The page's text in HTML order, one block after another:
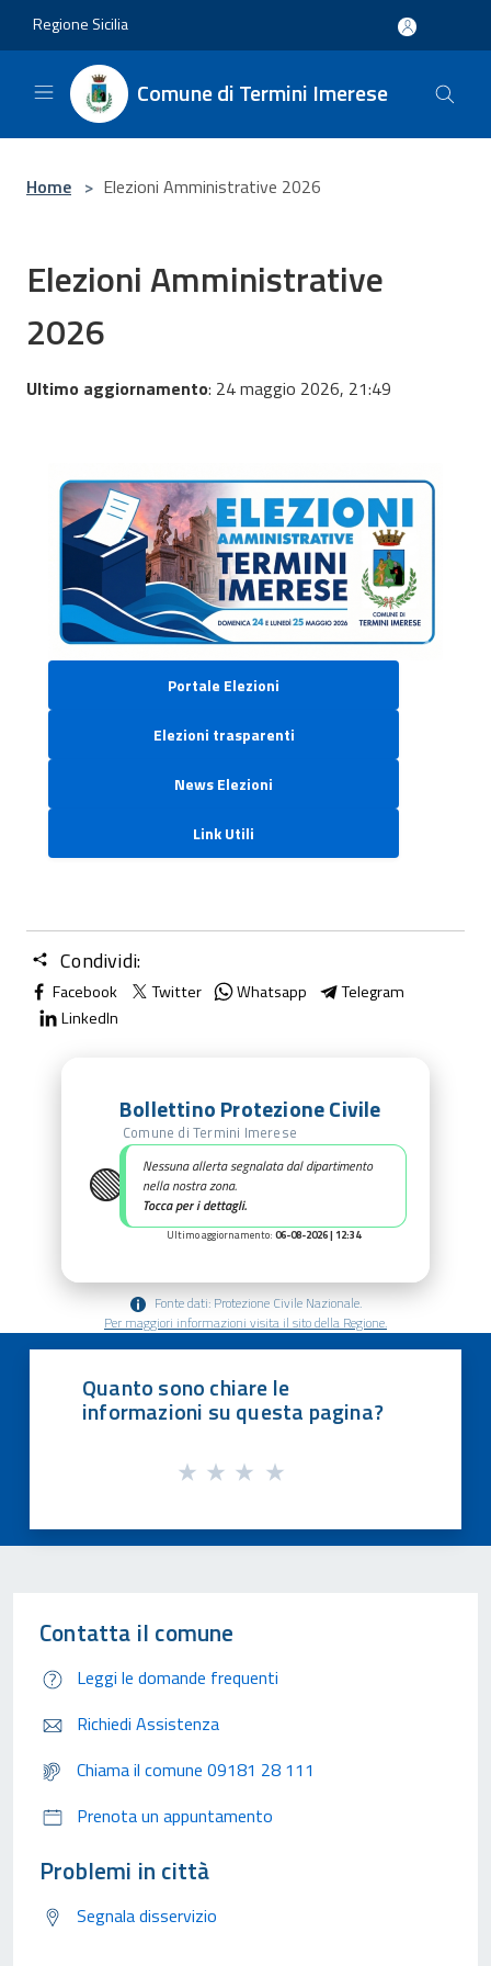
Regione Sicilia
Comune di Termini Imerese
Home > Elezioni Amministrative 2026
Elezioni Amministrative
2026
Ultimo aggiornamento: 24 maggio 2026, 21:49
Portale Elezioni
Elezioni trasparenti
News Elezioni
Link Utili
Condividi:
Facebook Twitter Whatsapp
Telegram
LinkedIn
🟢
Bollettino Protezione Civile
Comune di Termini Imerese
Nessuna allerta segnalata dal dipartimento
nella nostra zona.
Tocca per i dettagli.
Ultimo aggiornamento: 06-08-2026 | 12:34
Fonte dati: Protezione Civile Nazionale.
Per maggiori informazioni visita il sito della Regione.
Quanto sono chiare le
informazioni su questa pagina?
Contatta il comune
Leggi le domande frequenti
Richiedi Assistenza
Chiama il comune 09181 28 111
Prenota un appuntamento
Problemi in città
Segnala disservizio